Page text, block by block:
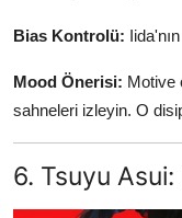
Bias Kontrolü:
Mood Önerisi: Motive
sahneleri izleyin. O
6. Tsuyu Asui: